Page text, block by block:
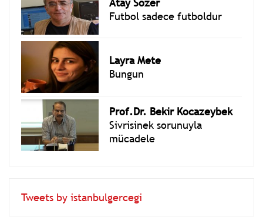
Futbol sadece futboldur
Layra Mete
Bungun
Prof.Dr. Bekir Kocazeybek
Sivrisinek sorunuyla
mücadele
Tweets by istanbulgercegi